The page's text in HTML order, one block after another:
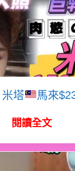
塔
馬來
閱讀全文